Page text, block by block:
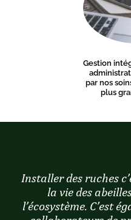
Gestion
par nos
plus
Installer des ruches
la vie des
l’écosystème. C’est